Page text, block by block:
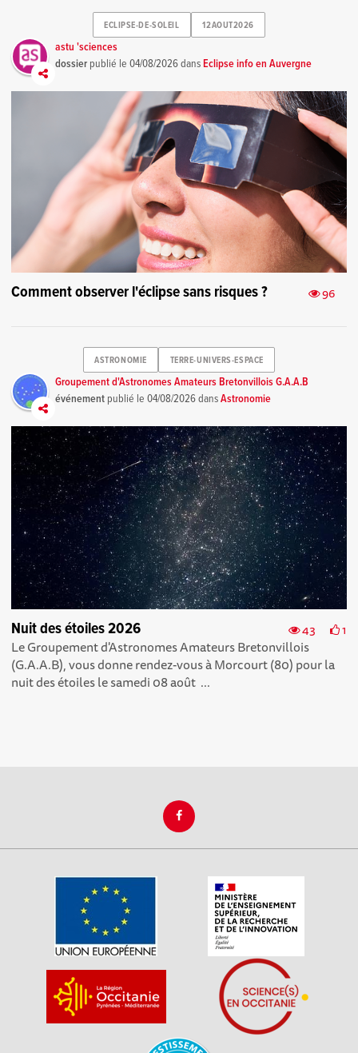
ECLIPSE-DE-SOLEIL 12AOUT2026
astu 'sciences
dossier publié le04/08/2026dansEclipse info en Auvergne
96
Comment observer l'éclipse sans risques ?
ASTRONOMIE TERRE-UNIVERS-ESPACE
Groupement d'Astronomes Amateurs Bretonvillois G.A.A.B
événement publié le04/08/2026dansAstronomie
43 1
Nuit des étoiles 2026
Le Groupement d'Astronomes Amateurs Bretonvillois
(G.A.A.B), vous donne rendez-vous à Morcourt (80) pour la
nuit des étoiles le samedi 08 août ...